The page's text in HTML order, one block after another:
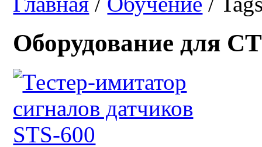
Оборудование для